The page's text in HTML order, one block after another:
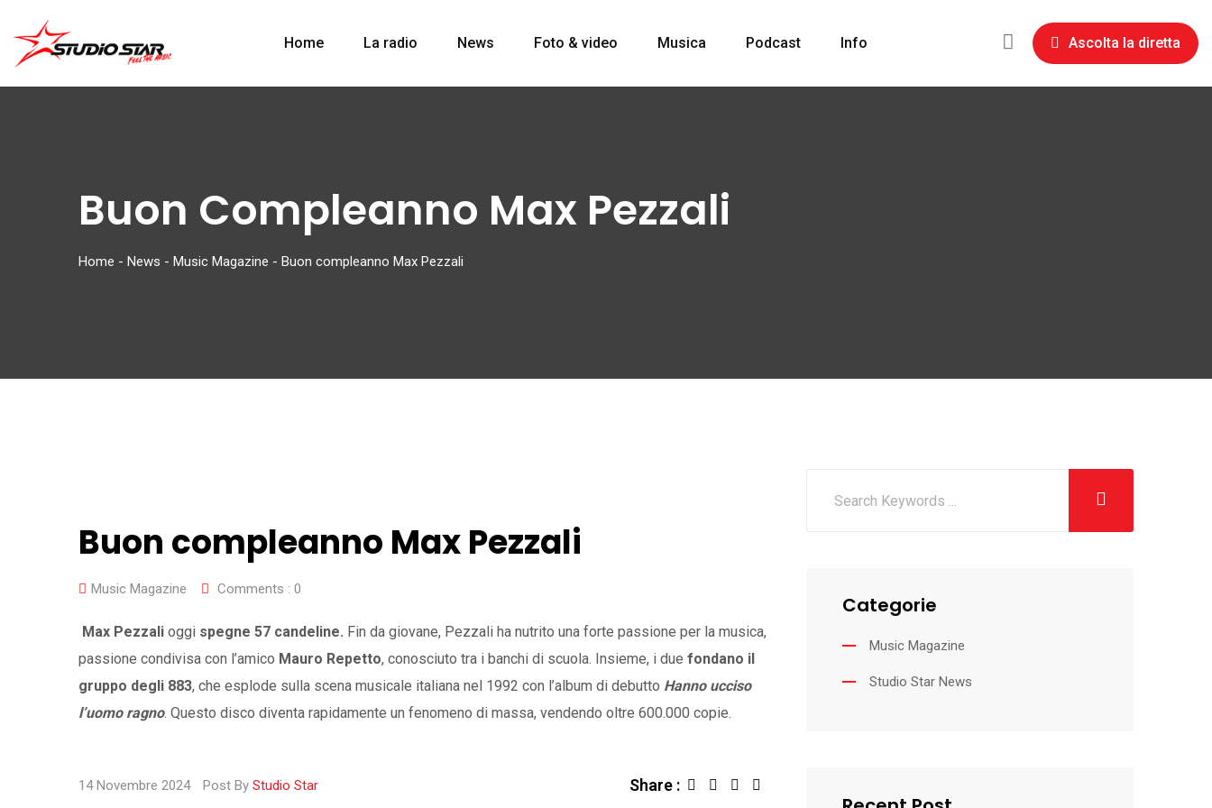
Home La radio News Foto & video Musica Podcast Info Ascolta la diretta
Buon Compleanno Max Pezzali
Home - News - Music Magazine - Buon compleanno Max Pezzali
Buon compleanno Max Pezzali
Music Magazine Comments : 0
Max Pezzali oggi spegne 57 candeline. Fin da giovane, Pezzali ha nutrito una forte passione per la musica,
passione condivisa con l’amico Mauro Repetto, conosciuto tra i banchi di scuola. Insieme, i due fondano il
gruppo degli 883, che esplode sulla scena musicale italiana nel 1992 con l’album di debutto Hanno ucciso
l’uomo ragno. Questo disco diventa rapidamente un fenomeno di massa, vendendo oltre 600.000 copie.
14 Novembre 2024 Post By Studio Star Share : LinkedIn
Categorie
Music Magazine
Studio Star News